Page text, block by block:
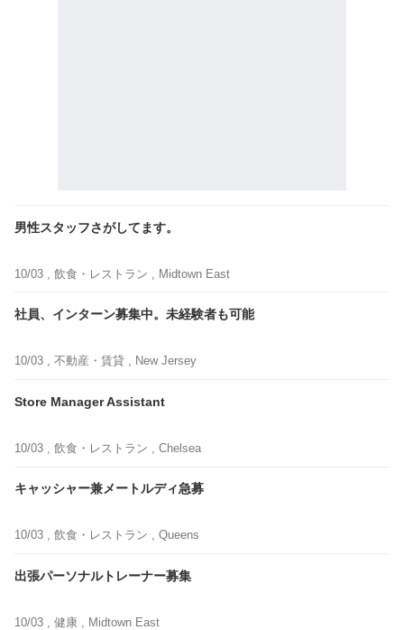
男性スタッフさがしてます。
10/03 , 飲食・レストラン , Midtown East
社員、インターン募集中。未経験者も可能
10/03 , 不動産・賃貸 , New Jersey
Store Manager Assistant
10/03 , 飲食・レストラン , Chelsea
キャッシャー兼メートルディ急募
10/03 , 飲食・レストラン , Queens
出張パーソナルトレーナー募集
10/03 , 健康 , Midtown East